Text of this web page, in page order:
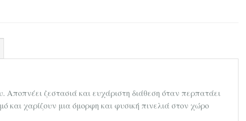
Αποπνέει ζεστασιά και ευχάριστη διάθεση όταν περπατάει
και χαρίζουν μια όμορφη και φυσική πινελιά στον χώρο